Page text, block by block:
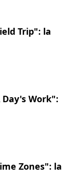
Trip": la
Day's Work":
Zones": la